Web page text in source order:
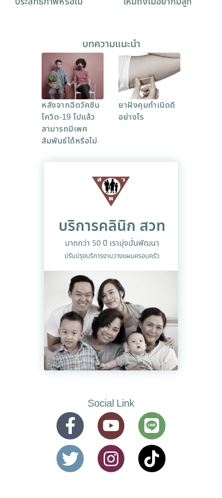
บทความแนะนำ
หลังจากฉีดวัคซีน
โควิด-19 ไปแล้ว
สามารถมีเพศ
สัมพันธ์ได้หรือไม่
ยาฝังคุมกำเนิดดี
อย่างไร
Social Link